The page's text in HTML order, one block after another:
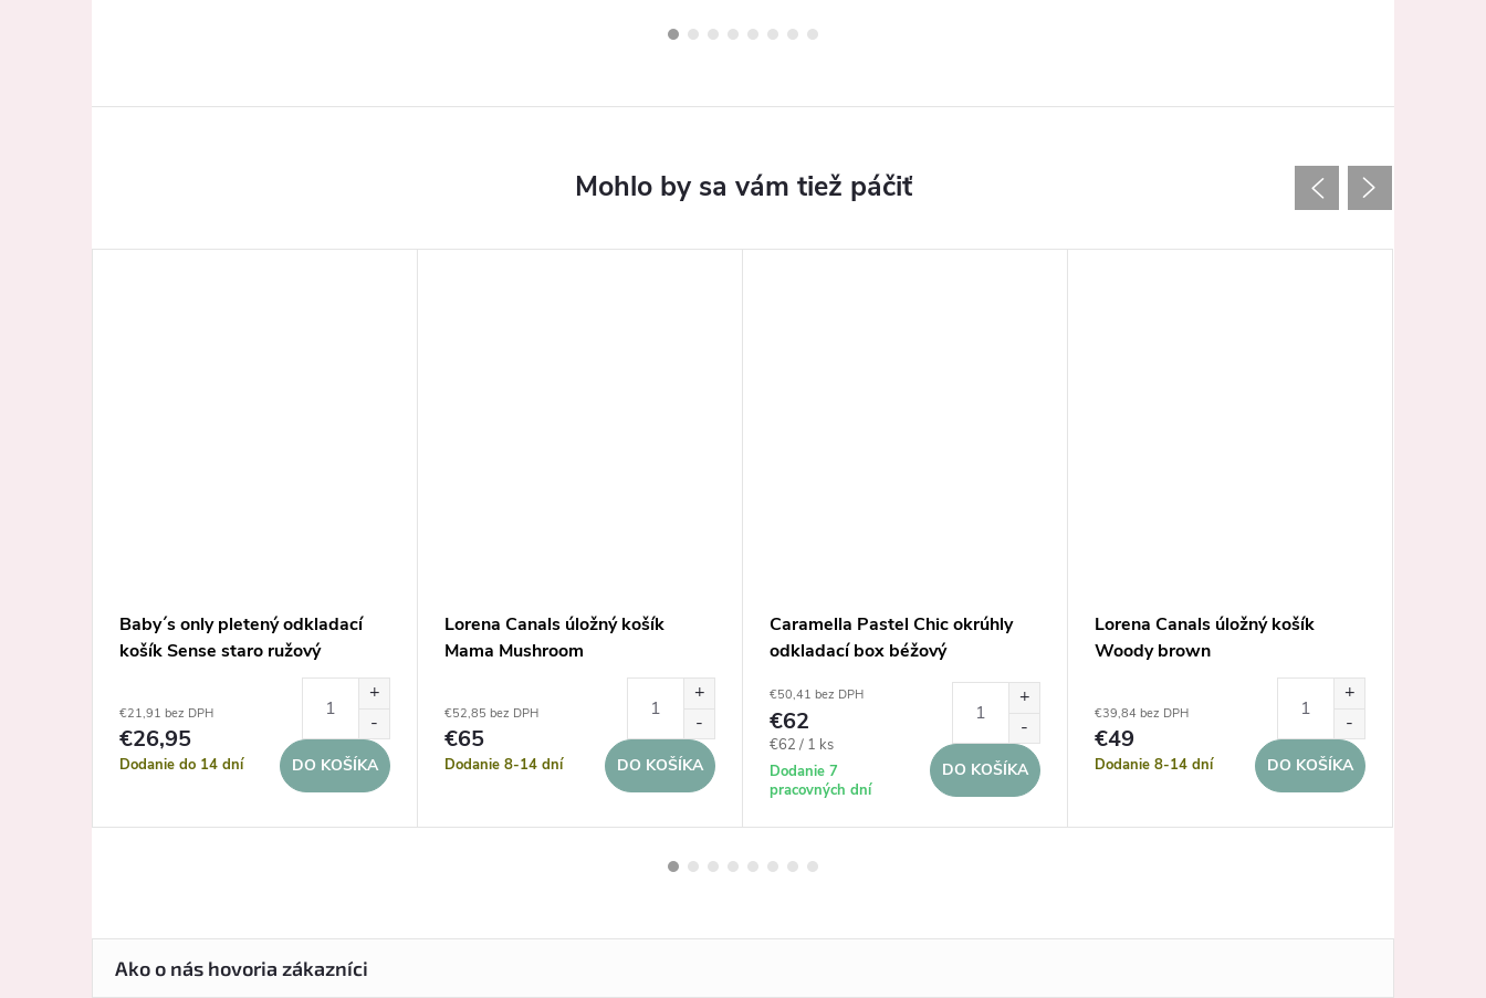
Baby´s only pletený odkladací
košík Sense staro ružový
€21,91 bez DPH
€26,95
Dodanie do 14 dní DO KOŠÍKA
Lorena Canals úložný košík
Mama Mushroom
€52,85 bez DPH
€65
Dodanie 8-14 dní DO KOŠÍKA
Caramella Pastel Chic okrúhly
odkladací box béžový
€50,41 bez DPH
€62
Jednotková
cena:
€62 / 1 ks
Dodanie 7
pracovných dní
DO KOŠÍKA
Lorena Canals úložný košík
Woody brown
€39,84 bez DPH
€49
Dodanie 8-14 dní DO KOŠÍKA